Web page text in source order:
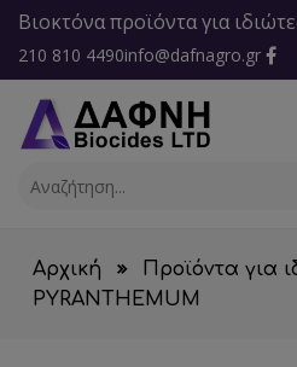
Βιοκτόνα προϊόντα για
210 810 4490info@dafnagro.gr
Αρχική
Προϊόντα για
PYRANTHEMUM